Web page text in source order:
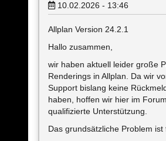
10.02.2026 - 13:46
Allplan Version 24.2.1
Hallo zusammen,
wir haben aktuell leider große
Renderings in Allplan. Da wir
Support bislang keine
haben, hoffen wir hier im
qualifizierte Unterstützung.
Das grundsätzliche Problem ist